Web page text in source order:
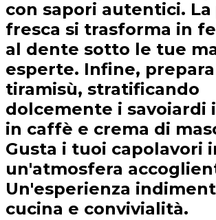
con sapori autentici. La
fresca si trasforma in
al dente sotto le tue
esperte. Infine,
tiramisù, stratificando
dolcemente i savoiardi
in caffè e crema di
Gusta i tuoi capolavori
un'atmosfera
Un'esperienza
cucina e convivialità.